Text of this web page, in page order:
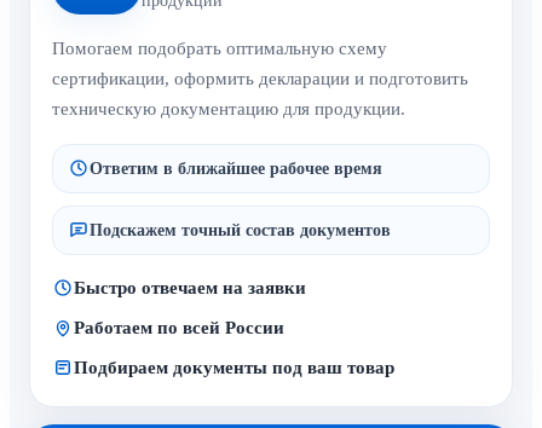
Помогаем подобрать оптимальную схему
сертификации, оформить декларации и подготовить
техническую документацию для продукции.
Ответим в ближайшее рабочее время
Подскажем точный состав документов
Быстро отвечаем на заявки
Работаем по всей России
Подбираем документы под ваш товар